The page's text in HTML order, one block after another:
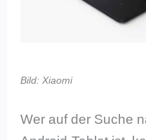
Bild: Xiaomi
Wer auf der Suche